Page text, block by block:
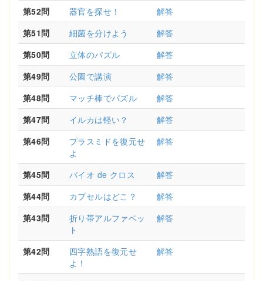
第52問
器官を探せ！
解答
第51問
細菌を分けよう
解答
第50問
立体のパズル
解答
第49問
公園で講演
解答
第48問
マッチ棒でパズル
解答
第47問
イルカは軽い？
解答
第46問
プラスミドを復元せ
よ
解答
第45問 バイオ de クロス
解答
第44問
カプセルはどこ？
解答
第43問
折り帯アルファベッ
ト
解答
第42問
四字熟語を復元せ
よ！
解答